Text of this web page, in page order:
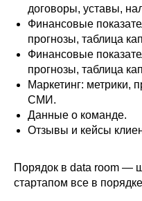
договоры, уставы,
Финансовые
прогнозы, таблица
Финансовые
прогнозы, таблица
Маркетинг: метрики,
СМИ.
Данные о команде.
Отзывы и кейсы
Порядок в data room —
стартапом все в